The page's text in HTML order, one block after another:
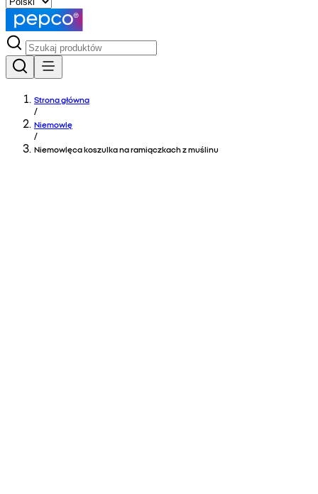
Strona główna
/
Niemowlę
/
Niemowlęca koszulka na ramiączkach z muślinu